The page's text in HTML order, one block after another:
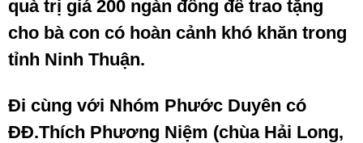
quà trị giá 200 ngàn đồng để trao tặng
cho bà con có hoàn cảnh khó khăn trong
tỉnh Ninh Thuận.
Đi cùng với Nhóm Phước Duyên có
ĐĐ.Thích Phương Niệm (chùa Hải Long,